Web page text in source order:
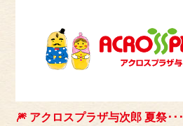
🎆 アクロスプラザ与次郎 夏祭･･･